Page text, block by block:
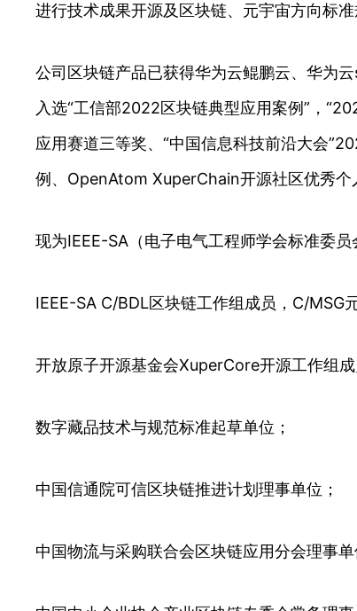
进行技术成果开源及区块链、元宇宙方向标准
公司区块链产品已获得华为云鲲鹏云、华为
入选“工信部2022区块链典型应用案例”，
应用赛道三等奖、“中国信息科技前沿大会
例、OpenAtom XuperChain开源社区优秀个
现为IEEE-SA（电子电气工程师学会标准委
IEEE-SA C/BDL区块链工作组成员，C/MSG
开放原子开源基金会XuperCore开源工作组成
数字藏品技术与规范标准起草单位；
中国信通院可信区块链推进计划理事单位；
中国物流与采购联合会区块链应用分会理事单